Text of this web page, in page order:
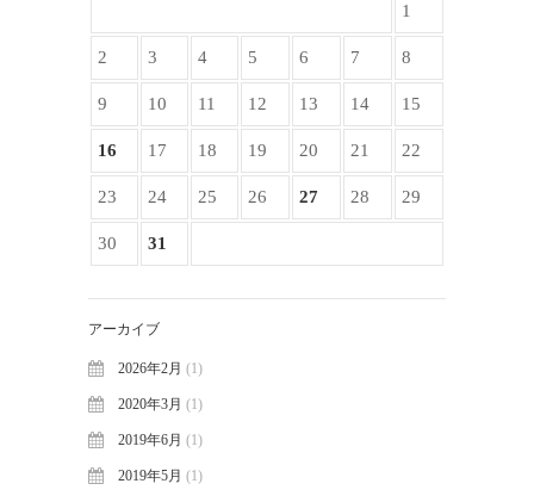
コメントのRSS
WordPress.org
1
2 3 4 5 6 7 8
9 10 11 12 13 14 15
16 17 18 19 20 21 22
23 24 25 26 27 28 29
30 31
アーカイブ
2026年2月 (1)
2020年3月 (1)
2019年6月 (1)
2019年5月 (1)